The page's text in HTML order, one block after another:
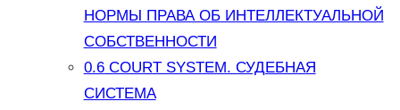
НОРМЫ ПРАВА ОБ ИНТЕЛЛЕКТУАЛЬНОЙ
СОБСТВЕННОСТИ
0.6COURT SYSTEM. СУДЕБНАЯ
СИСТЕМА